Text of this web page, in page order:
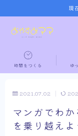
現
MENU
ホーム
時間をつくる
ゆったり休む
時間をつくる ゆ
2021.07.02
マンガでわ
を乗り越えよ